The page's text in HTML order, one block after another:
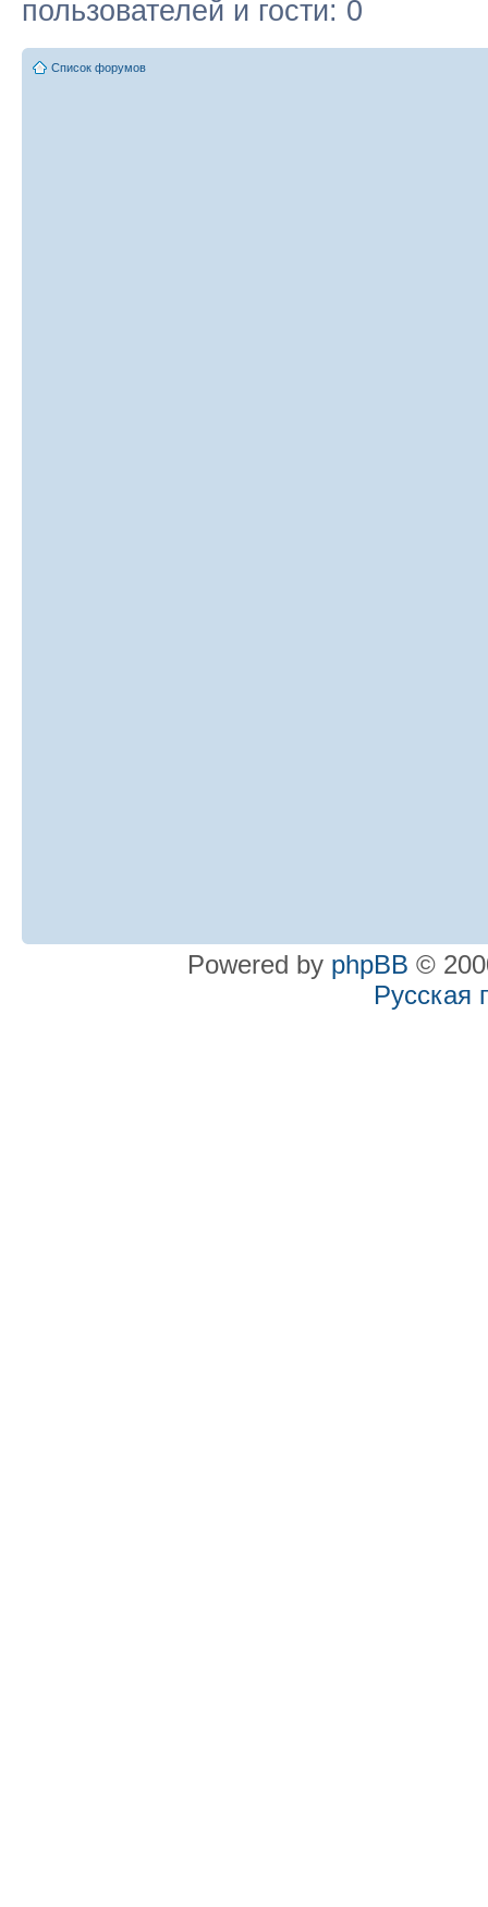
пользователей и гости: 0
Список форумов
Powered by phpBB ©
Русская